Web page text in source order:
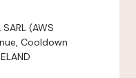
(AWS
Cooldown